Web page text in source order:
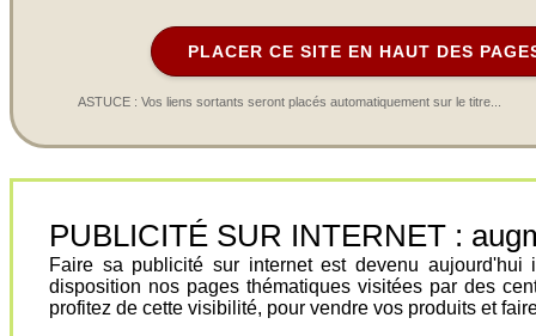
PLACER CE SITE EN HAUT DES
ASTUCE : Vos liens sortants seront placés automatiquement sur le titre...
PUBLICITÉ SUR INTERNET :
Faire sa publicité sur internet est devenu
disposition nos pages thématiques visitées par des
profitez de cette visibilité, pour vendre vos produits et